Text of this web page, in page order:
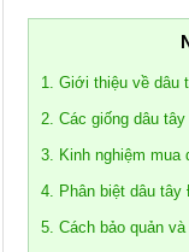
1. Giới thiệu về dâu
2. Các giống dâu
3. Kinh nghiệm mua
4. Phân biệt dâu tây
5. Cách bảo quản